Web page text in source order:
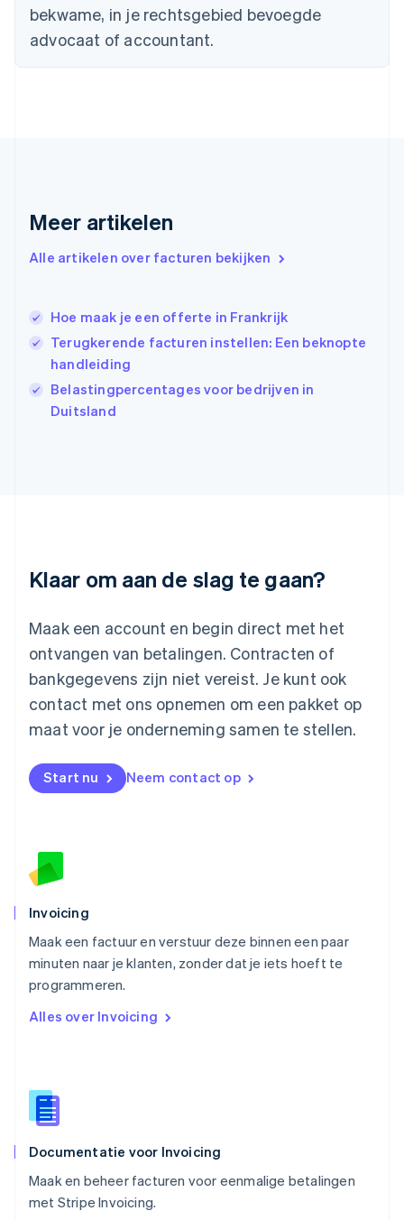
bekwame, in je rechtsgebied bevoegde
advocaat of accountant.
Meer artikelen
Alle artikelen over facturen bekijken
Hoe maak je een offerte in Frankrijk
Terugkerende facturen instellen: Een beknopte
handleiding
Belastingpercentages voor bedrijven in
Duitsland
Klaar om aan de slag te gaan?
Maak een account en begin direct met het
ontvangen van betalingen. Contracten of
bankgegevens zijn niet vereist. Je kunt ook
contact met ons opnemen om een pakket op
maat voor je onderneming samen te stellen.
Start nu Neem contact op
Invoicing
Maak een factuur en verstuur deze binnen een paar
minuten naar je klanten, zonder dat je iets hoeft te
programmeren.
Alles over Invoicing
Documentatie voor Invoicing
Maak en beheer facturen voor eenmalige betalingen
met Stripe Invoicing.
Estland
Finland
EnglishSvenska
English
Hongkong SAR, China
English简体中文
English
Italië
ItalianoEnglish
日本語 English
Kroatië
FrançaisDeutschEnglish
English
Malta
English
Mexico
Nederland
NederlandsEnglish
English
Noorwegen
Polen
English
Português
English
Singapore
English简体中文
EnglishItaliano
Español
Thailand
Tsjechië
Vasteland van China
简体中文 English